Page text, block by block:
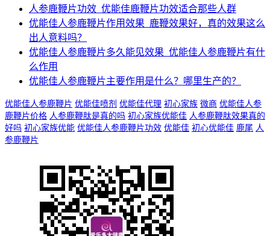
人参鹿鞭片功效_优能佳鹿鞭片功效适合那些人群
优能佳人参鹿鞭片作用效果_鹿鞭效果好，真的效果这么
出人意料吗？
优能佳人参鹿鞭片多久能见效果_优能佳人参鹿鞭片有什
么作用
优能佳人参鹿鞭片主要作用是什么？哪里生产的？
优能佳人参鹿鞭片 优能佳喷剂 优能佳代理 初心家族 微商 优能佳人参
鹿鞭片价格 人参鹿鞭肽是真的吗 初心家族优能佳 人参鹿鞭肽效果真的
好吗 初心家族优能 优能佳人参鹿鞭片功效 优能佳 初心优能佳 鹿尾 人
参鹿鞭片